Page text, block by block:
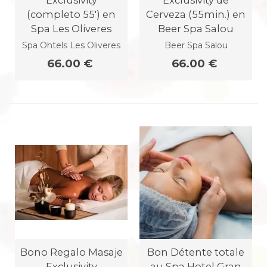
(completo 55') en
Spa Les Oliveres
Spa Ohtels Les Oliveres
66.00 €
Cerveza (55min.) en
Beer Spa Salou
Beer Spa Salou
66.00 €
Bono Regalo Masaje
Bon Détente totale